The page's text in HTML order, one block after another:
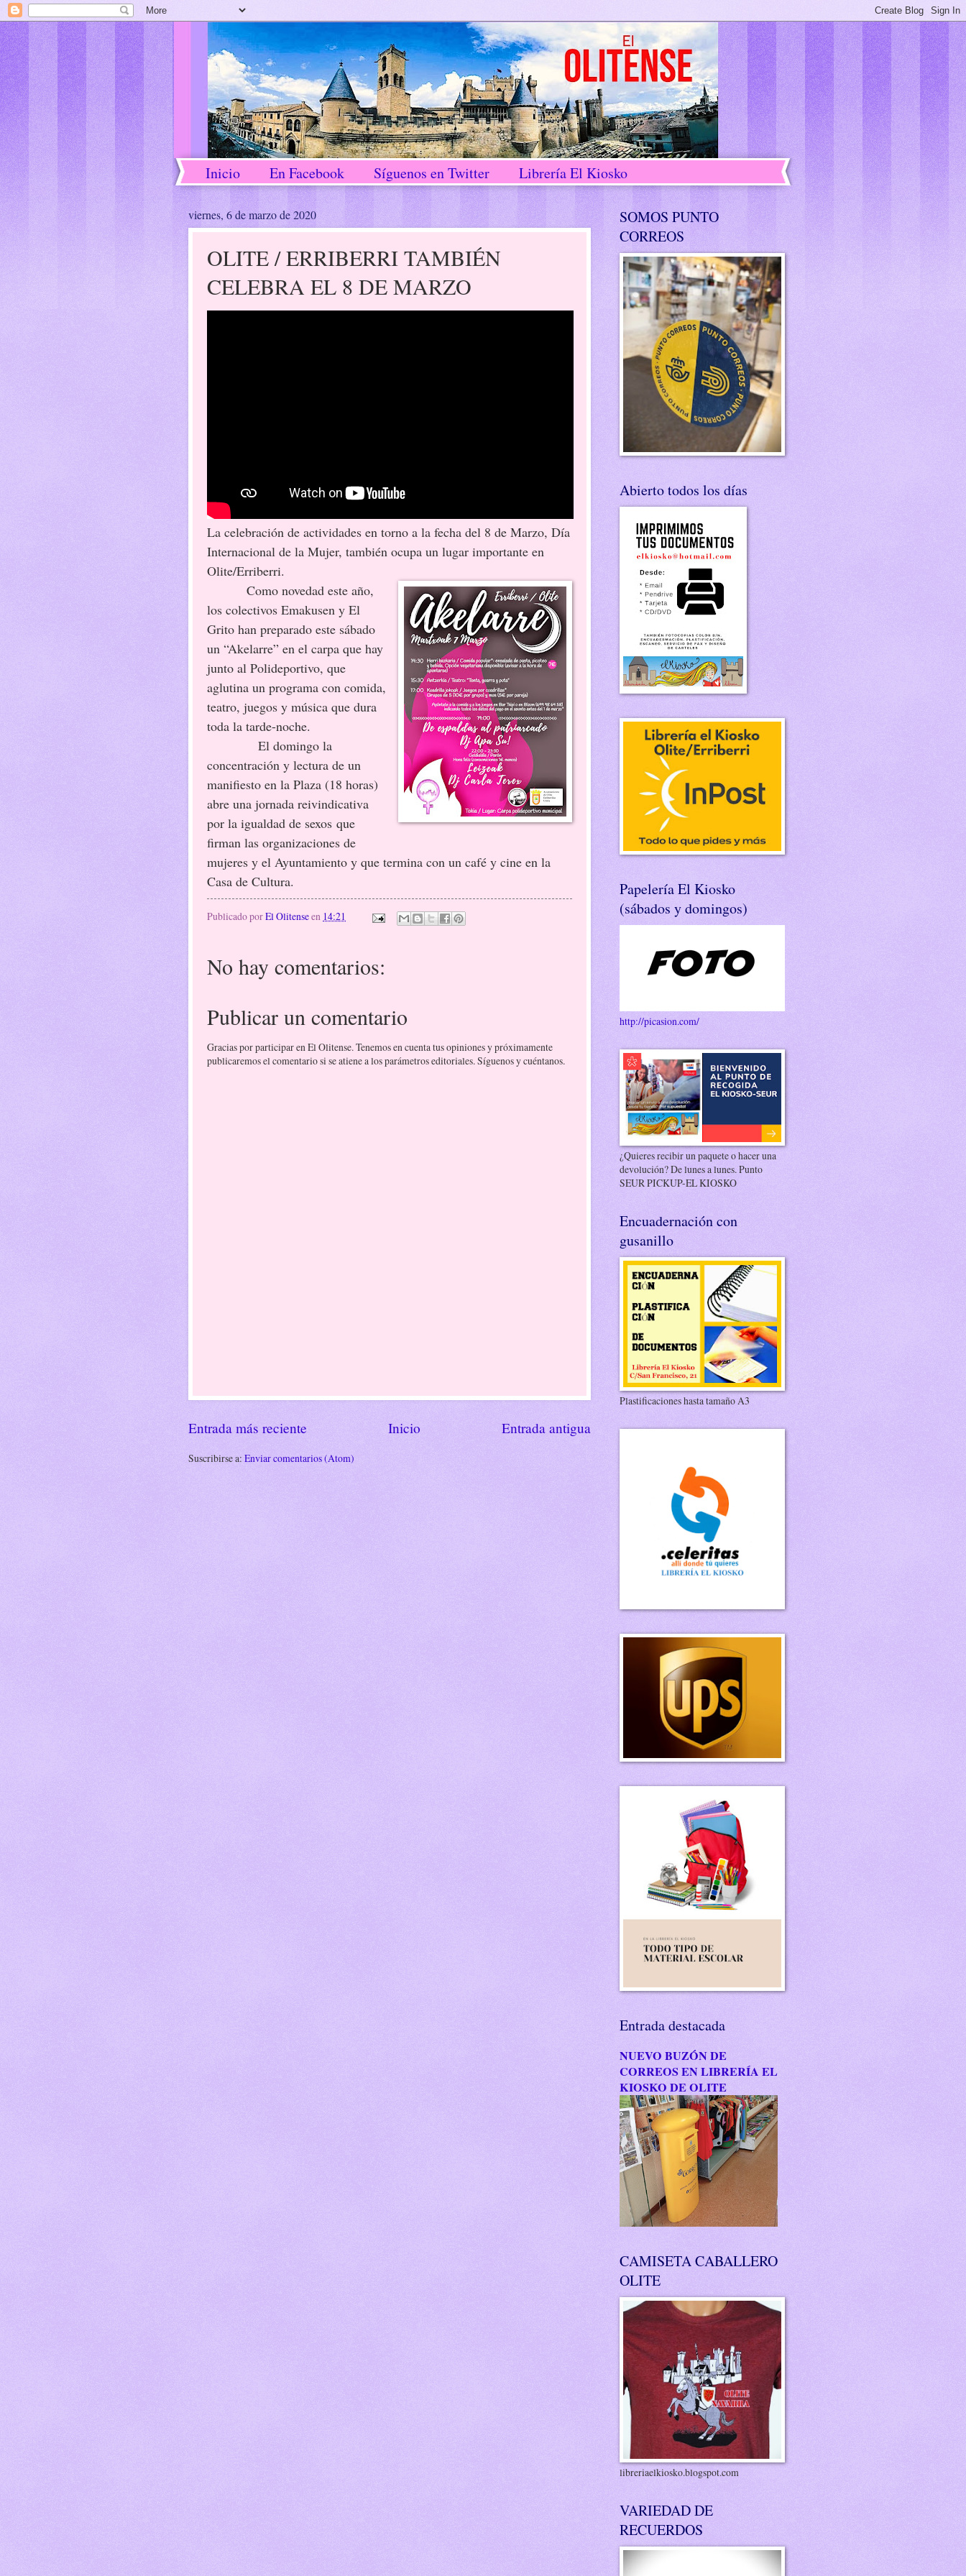
Inicio En Facebook Síguenos en Twitter Librería El Kiosko
viernes, 6 de marzo de 2020
OLITE / ERRIBERRI TAMBIÉN
CELEBRA EL 8 DE MARZO
La celebración de actividades en torno a la fecha del 8 de Marzo, Día
Internacional de la Mujer, también ocupa un lugar importante en
Olite/Erriberri.
Como novedad este año,
los colectivos Emakusen y El
Grito han preparado este sábado
un “Akelarre” en el carpa que hay
junto al Polideportivo, que
aglutina un programa con comida,
teatro, juegos y música que dura
toda la tarde-noche.
El domingo la
concentración y lectura de un
manifiesto en la Plaza (18 horas)
abre una jornada reivindicativa
por la igualdad de sexos que
firman las organizaciones de
mujeres y el Ayuntamiento y que termina con un café y cine en la
Casa de Cultura.
Publicado porEl Olitenseen 14:21
No hay comentarios:
Publicar un comentario
Gracias por participar en El Olitense. Tenemos en cuenta tus opiniones y próximamente
publicaremos el comentario si se atiene a los parámetros editoriales. Síguenos y cuéntanos.
Entrada más reciente Entrada antigua
Inicio
Suscribirse a: Enviar comentarios (Atom)
SOMOS PUNTO
CORREOS
Abierto todos los días
Papelería El Kiosko
(sábados y domingos)
http://picasion.com/
¿Quieres recibir un paquete o hacer una
devolución? De lunes a lunes. Punto
SEUR PICKUP-EL KIOSKO
Encuadernación con
gusanillo
Plastificaciones hasta tamaño A3
Entrada destacada
NUEVO BUZÓN DE
CORREOS EN LIBRERÍA EL
KIOSKO DE OLITE
CAMISETA CABALLERO
OLITE
libreriaelkiosko.blogspot.com
VARIEDAD DE
RECUERDOS